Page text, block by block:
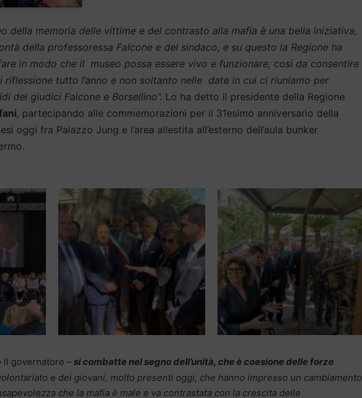
della memoria delle vittime e del contrasto alla mafia è una bella iniziativa,
della professoressa Falcone e del sindaco, e su questo la Regione ha
in modo che il museo possa essere vivo e funzionare, così da consentire
riflessione tutto l’anno e non soltanto nelle date in cui ci riuniamo per
dei giudici Falcone e Borsellino”. Lo ha detto il presidente della Regione
, partecipando alle commemorazioni per il 31esimo anniversario della
oggi fra Palazzo Jung e l’area allestita all’esterno dell’aula bunker
il governatore –si combatte nel segno dell’unità, che è coesione delle forze
e dei giovani, molto presenti oggi, che hanno impresso un cambiamento
che la mafia è male e va contrastata con la crescita delle